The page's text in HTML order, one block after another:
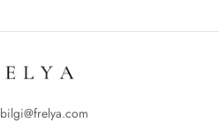
bilgi@frelya.com